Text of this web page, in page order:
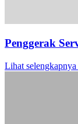
Penggerak
Lihat selengkapnya